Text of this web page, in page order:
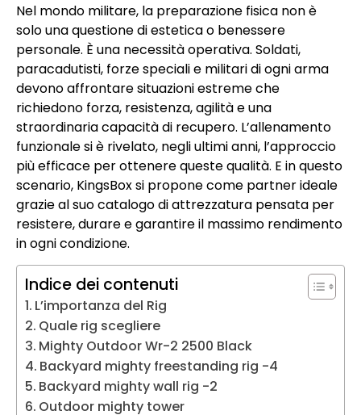
Nel mondo militare, la preparazione fisica non è
solo una questione di estetica o benessere
personale. È una necessità operativa. Soldati,
paracadutisti, forze speciali e militari di ogni arma
devono affrontare situazioni estreme che
richiedono forza, resistenza, agilità e una
straordinaria capacità di recupero. L’allenamento
funzionale si è rivelato, negli ultimi anni, l’approccio
più efficace per ottenere queste qualità. E in questo
scenario, KingsBox si propone come partner ideale
grazie al suo catalogo di attrezzatura pensata per
resistere, durare e garantire il massimo rendimento
in ogni condizione.
Indice dei contenuti
L’importanza del Rig
Quale rig scegliere
Mighty Outdoor Wr-2 2500 Black
Backyard mighty freestanding rig -4
Backyard mighty wall rig -2
Outdoor mighty tower